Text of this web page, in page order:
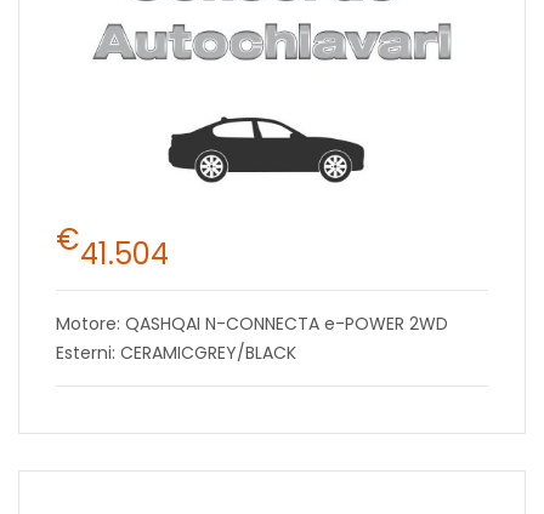
€41.504
Motore: QASHQAI N-CONNECTA e-POWER 2WD
Esterni: CERAMICGREY/BLACK